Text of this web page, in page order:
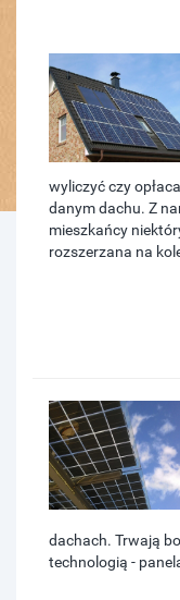
wyliczyć czy
danym dachu. Z
mieszkańcy
rozszerzana na
dachach. Trwają
technologią -